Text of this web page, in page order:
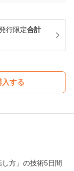
行限定合計
する
方」の技術5日間